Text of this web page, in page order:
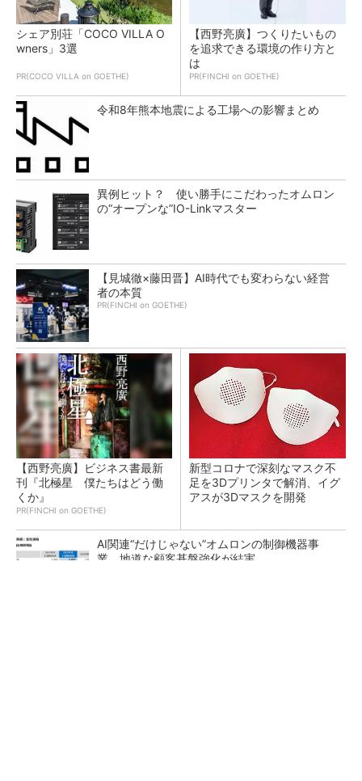
シェア別荘「COCO VILLA O
wners」3選
PR(COCO VILLA on GOETHE)
【西野亮廣】つくりたいもの
を追求できる環境の作り方と
は
PR(FINCHI on GOETHE)
令和8年熊本地震による工場への影響まとめ
異例ヒット？ 使い勝手にこだわったオムロン
の“オープンな”IO-Linkマスター
【見城徹×藤田晋】AI時代でも変わらない経営
者の本質
PR(FINCHI on GOETHE)
【西野亮廣】ビジネス書最新
刊『北極星 僕たちはどう働
くか』
PR(FINCHI on GOETHE)
新型コロナで深刻なマスク不
足を3Dプリンタで解消、イグ
アスが3Dマスクを開発
AI関連“だけじゃない”オムロンの制御機器事
業、地道な顧客基盤強化が結実